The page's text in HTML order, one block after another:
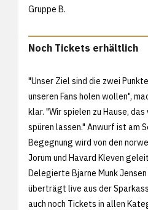
Gruppe B.
Noch Tickets erhältlich
"Unser Ziel sind die zwei
unseren Fans holen wollen",
klar. "Wir spielen zu Hause,
spüren lassen." Anwurf ist am
Begegnung wird von den
Jorum und Havard Kleven
Delegierte Bjarne Munk
überträgt live aus der
auch noch Tickets in allen